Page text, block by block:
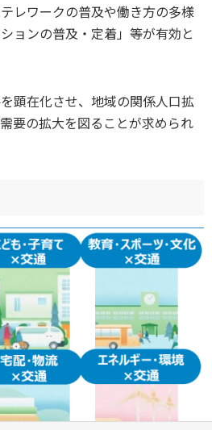
レワークの普及や働き方の多様
ョンの普及・定着」等が有効と
顕在化させ、地域の関係人口拡
要の拡大を図ることが求められ